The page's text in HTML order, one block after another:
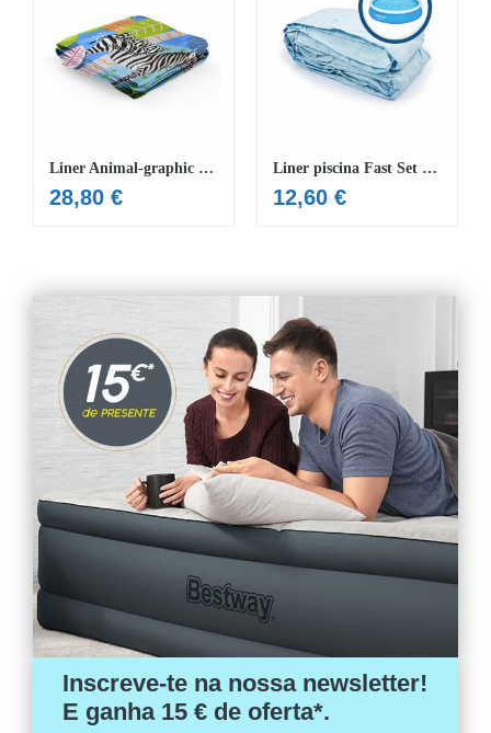
Liner Animal-graphic piscina Steel Pro™ 305 x 66 cm
28,80 €
Liner piscina Fast Set 366 x 76 cm
12,60 €
Inscreve-te na nossa newsletter!
E ganha 15 € de oferta*.